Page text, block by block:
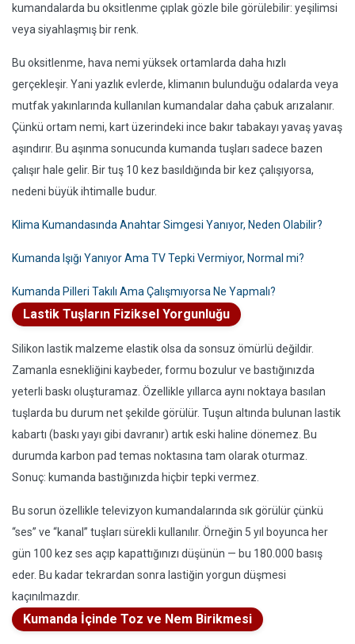
kumandalarda bu oksitlenme çıplak gözle bile görülebilir: yeşilimsi
veya siyahlaşmış bir renk.
Bu oksitlenme, hava nemi yüksek ortamlarda daha hızlı
gerçekleşir. Yani yazlık evlerde, klimanın bulunduğu odalarda veya
mutfak yakınlarında kullanılan kumandalar daha çabuk arızalanır.
Çünkü ortam nemi, kart üzerindeki ince bakır tabakayı yavaş yavaş
aşındırır. Bu aşınma sonucunda kumanda tuşları sadece bazen
çalışır hale gelir. Bir tuş 10 kez basıldığında bir kez çalışıyorsa,
nedeni büyük ihtimalle budur.
Klima Kumandasında Anahtar Simgesi Yanıyor, Neden Olabilir?
Kumanda Işığı Yanıyor Ama TV Tepki Vermiyor, Normal mi?
Kumanda Pilleri Takılı Ama Çalışmıyorsa Ne Yapmalı?
Lastik Tuşların Fiziksel Yorgunluğu
Silikon lastik malzeme elastik olsa da sonsuz ömürlü değildir.
Zamanla esnekliğini kaybeder, formu bozulur ve bastığınızda
yeterli baskı oluşturamaz. Özellikle yıllarca aynı noktaya basılan
tuşlarda bu durum net şekilde görülür. Tuşun altında bulunan lastik
kabartı (baskı yayı gibi davranır) artık eski haline dönemez. Bu
durumda karbon pad temas noktasına tam olarak oturmaz.
Sonuç: kumanda bastığınızda hiçbir tepki vermez.
Bu sorun özellikle televizyon kumandalarında sık görülür çünkü
“ses” ve “kanal” tuşları sürekli kullanılır. Örneğin 5 yıl boyunca her
gün 100 kez ses açıp kapattığınızı düşünün — bu 180.000 basış
eder. Bu kadar tekrardan sonra lastiğin yorgun düşmesi
kaçınılmazdır.
Kumanda İçinde Toz ve Nem Birikmesi